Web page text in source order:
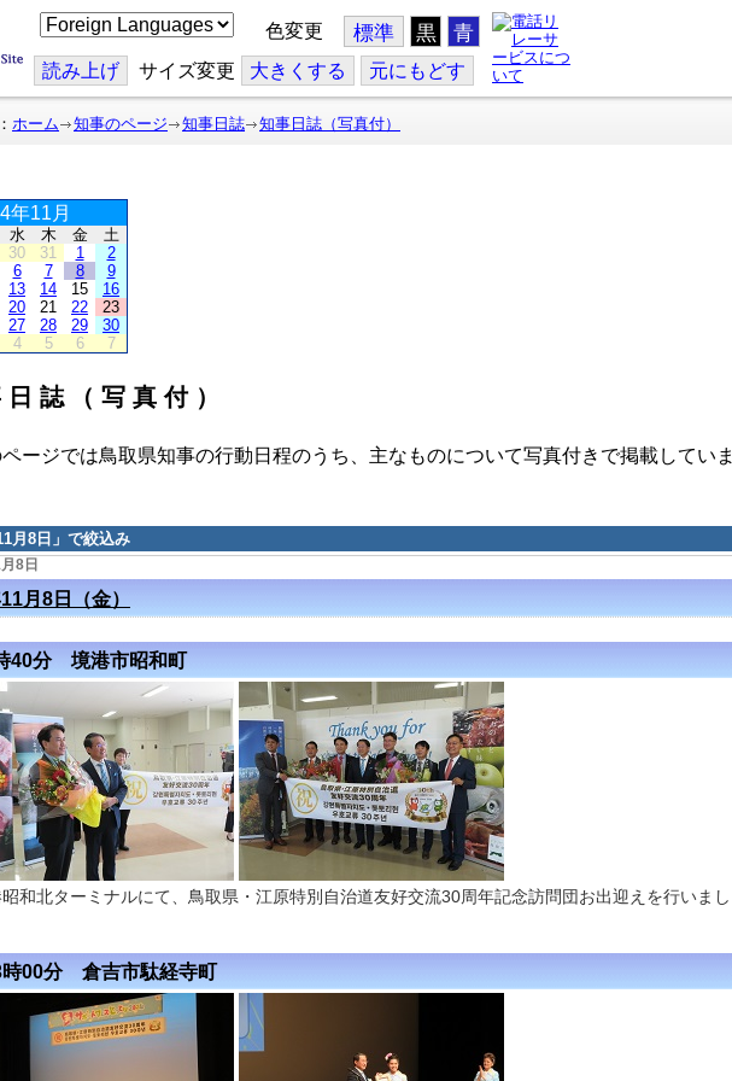
こ
の
ジ
を
翻
色変更 標準 黒 青
読み上げ サイズ変更 大きくする 元にもどす
ホーム 知事のページ 知事日誌 知事日誌（写真付）
年11月
水 木 金
土
30 31 1
2
6 7 8
9
13 14 15
16
20 21 22
23
27 28 29
30
4 5 6 7
誌（写真付）
ージでは鳥取県知事の行動日程のうち、主なものについて写真付きで掲載していま
月8日 」で絞込み
8日
月8日（金）
40分 境港市昭和町
和北ターミナルにて、鳥取県・江原特別自治道友好交流30周年記念訪問団お出迎えを行いまし
時00分 倉吉市駄経寺町